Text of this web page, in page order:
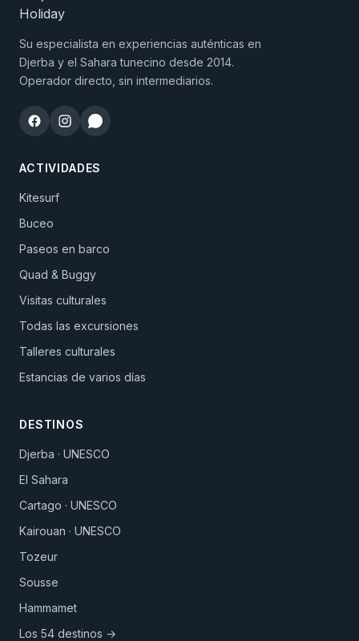
Su especialista en experiencias auténticas en
Djerba y el Sahara tunecino desde 2014.
Operador directo, sin intermediarios.
ACTIVIDADES
Kitesurf
Buceo
Paseos en barco
Quad & Buggy
Visitas culturales
Todas las excursiones
Talleres culturales
Estancias de varios días
DESTINOS
Djerba · UNESCO
El Sahara
Cartago · UNESCO
Kairouan · UNESCO
Tozeur
Sousse
Hammamet
Los 54 destinos →